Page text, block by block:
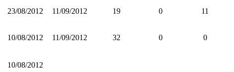
23/08/2012 11/09/2012 19 0 11
10/08/2012 11/09/2012 32 0 0
10/08/2012